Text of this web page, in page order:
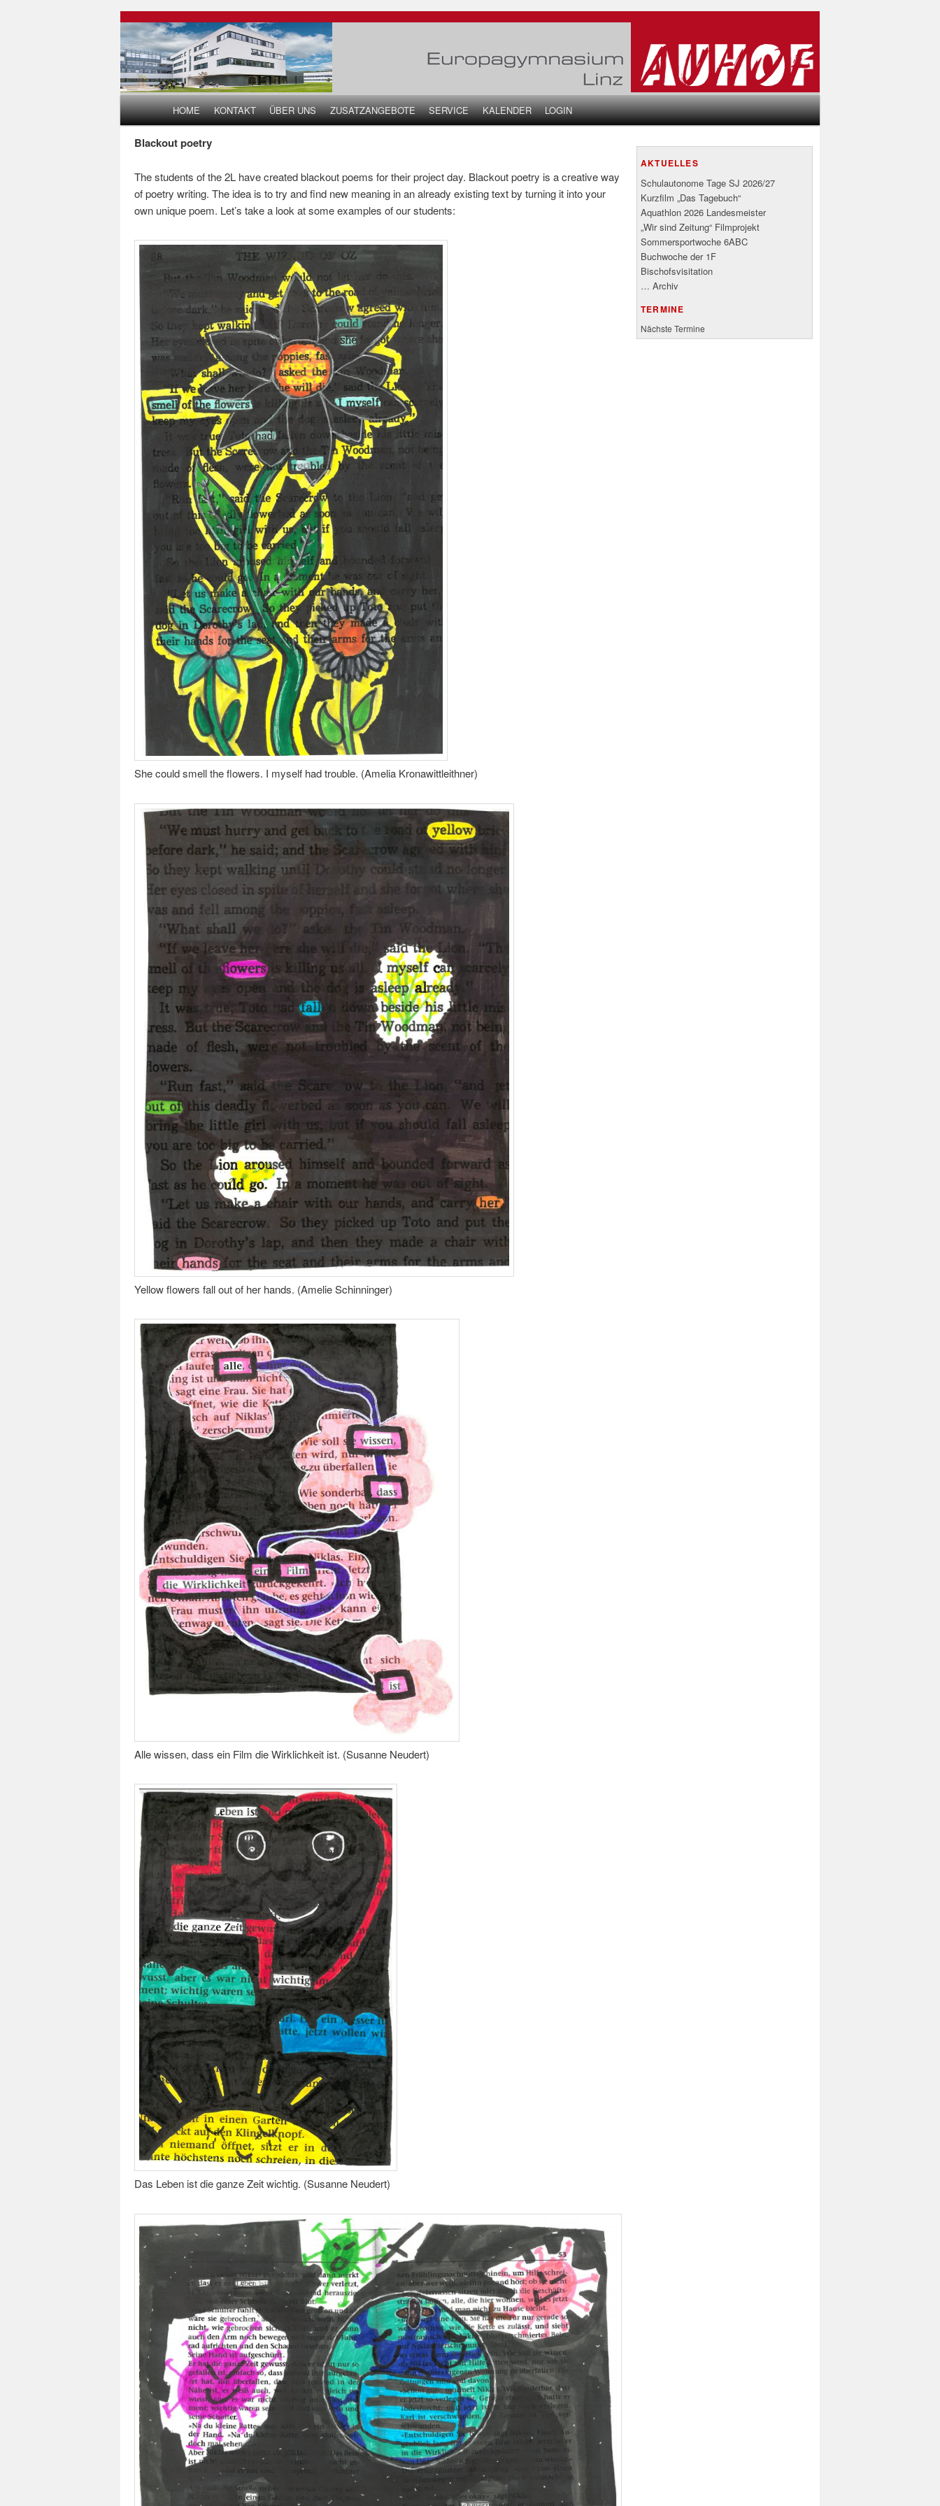
Hauptmenü
Zum Inhalt wechseln
Zum sekundären Inhalt wechseln
HOME KONTAKT ÜBER UNS ZUSATZANGEBOTE SERVICE KALENDER LOGIN
Blackout poetry
The students of the 2L have created blackout poems for their project day. Blackout poetry is a creative way
of poetry writing. The idea is to try and find new meaning in an already existing text by turning it into your
own unique poem. Let’s take a look at some examples of our students:
She could smell the flowers. I myself had trouble. (Amelia Kronawittleithner)
Yellow flowers fall out of her hands. (Amelie Schinninger)
Alle wissen, dass ein Film die Wirklichkeit ist. (Susanne Neudert)
Das Leben ist die ganze Zeit wichtig. (Susanne Neudert)
AKTUELLES
Schulautonome Tage SJ 2026/27
Kurzfilm „Das Tagebuch“
Aquathlon 2026 Landesmeister
„Wir sind Zeitung“ Filmprojekt
Sommersportwoche 6ABC
Buchwoche der 1F
Bischofsvisitation
… Archiv
TERMINE
Nächste Termine